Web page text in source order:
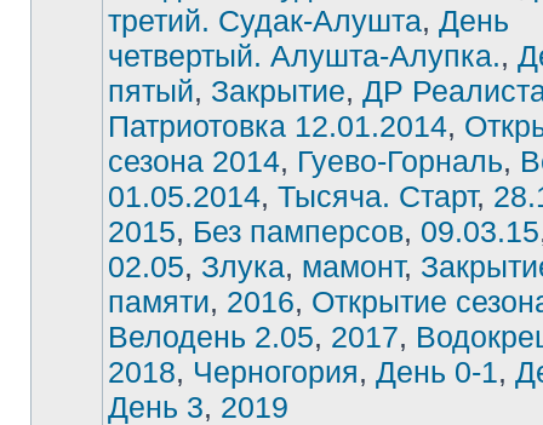
третий. Судак-Алушта, День
четвертый. Алушта-Алупка.,
пятый, Закрытие, ДР
Патриотовка 12.01.2014,
сезона 2014, Гуево-Горналь,
01.05.2014, Тысяча. Старт,
2015, Без памперсов, 09.03.15
02.05, Злука, мамонт,
памяти, 2016, Открытие
Велодень 2.05, 2017,
2018, Черногория, День 0-1,
День 3, 2019